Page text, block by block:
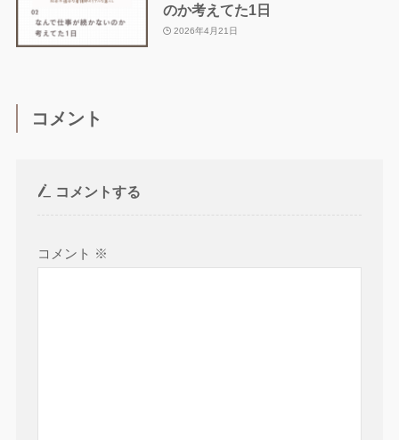
のか考えてた1日
2026年4月21日
コメント
コメントする
コメント ※